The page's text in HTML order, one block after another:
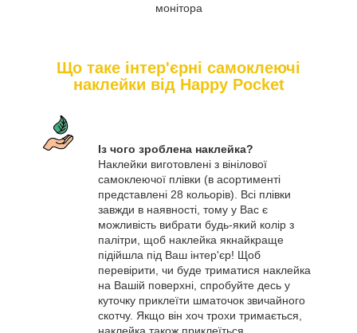
монітора
Що таке інтер'єрні самоклеючі
наклейки від Happy Pocket
Із чого зроблена наклейка?
Наклейки виготовлені з вінілової
самоклеючої плівки (в асортименті
представлені 28 кольорів). Всі плівки
завжди в наявності, тому у Вас є
можливість вибрати будь-який колір з
палітри, щоб наклейка якнайкраще
підійшла під Ваш інтер'єр! Щоб
перевірити, чи буде триматися наклейка
на Вашій поверхні, спробуйте десь у
куточку приклеїти шматочок звичайного
скотчу. Якщо він хоч трохи тримається,